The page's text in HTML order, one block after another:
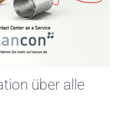
über alle